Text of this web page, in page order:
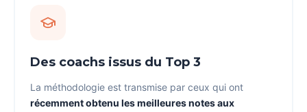
Des coachs issus du Top 3
La méthodologie est transmise par ceux qui ont
récemment obtenu les meilleures notes aux